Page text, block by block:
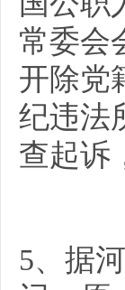
常委会
开除党
纪违法
查起诉
5、据